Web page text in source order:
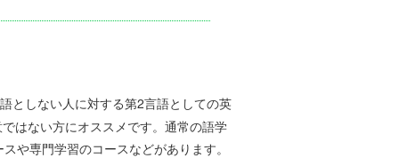
としない人に対する第2言語としての英
はない方にオススメです。通常の語学
や専門学習のコースなどがあります。